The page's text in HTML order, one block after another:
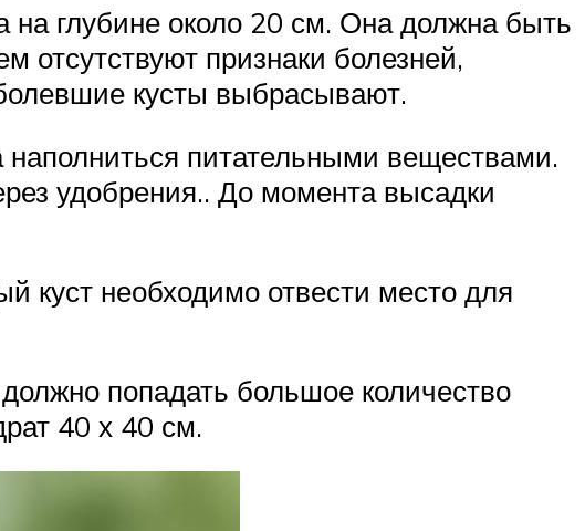
на глубине около 20 см. Она должна быть
отсутствуют признаки болезней,
кусты выбрасывают.
питательными веществами.
удобрения.. До момента высадки
куст необходимо отвести место для
попадать большое количество
40 х 40 см.